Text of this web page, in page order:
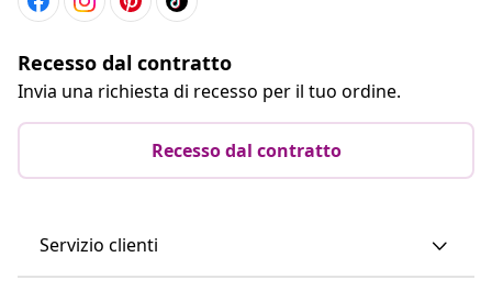
Recesso dal contratto
Invia una richiesta di recesso per il tuo ordine.
Recesso dal contratto
Servizio clienti